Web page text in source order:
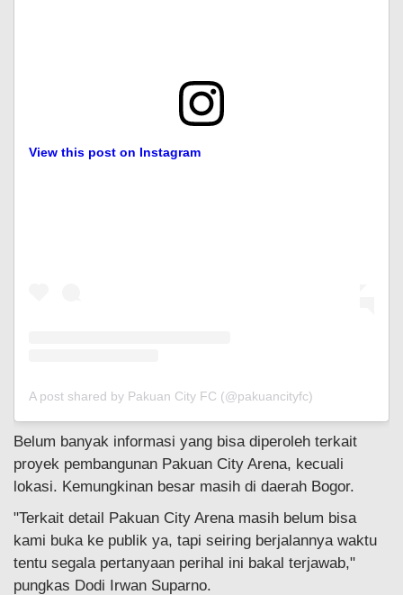
View this post on Instagram
A post shared by Pakuan City FC (@pakuancityfc)
Belum banyak informasi yang bisa diperoleh terkait
proyek pembangunan Pakuan City Arena, kecuali
lokasi. Kemungkinan besar masih di daerah Bogor.
"Terkait detail Pakuan City Arena masih belum bisa
kami buka ke publik ya, tapi seiring berjalannya waktu
tentu segala pertanyaan perihal ini bakal terjawab,"
pungkas Dodi Irwan Suparno.